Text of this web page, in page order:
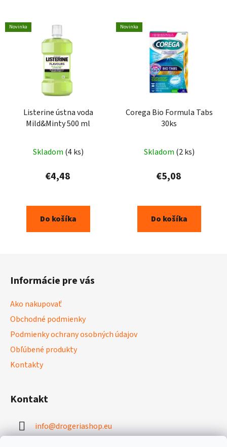
Novinka
Listerine ústna voda
Mild&Minty 500 ml
Skladom (4 ks)
€4,48
Do košíka
Novinka
Corega Bio Formula Tabs
30ks
Skladom (2 ks)
€5,08
Do košíka
Informácie pre vás
Ako nakupovať
Obchodné podmienky
Podmienky ochrany osobných údajov
Obľúbené produkty
Kontakty
Kontakt
info@drogeriashop.eu